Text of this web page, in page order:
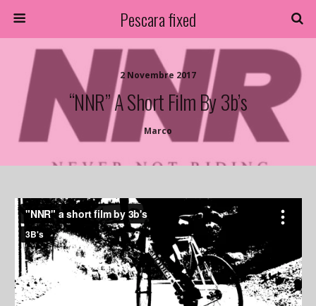
Pescara fixed
2 Novembre 2017
“NNR” A Short Film By 3b’s
Marco